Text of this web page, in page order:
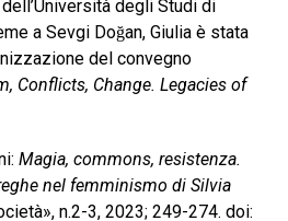
dell’Università degli Studi di
a Sevgi Doğan, Giulia è stata
del convegno
Conflicts, Change. Legacies of
Magia, commons, resistenza.
nel femminismo di Silvia
n.2-3, 2023; 249-274. doi: